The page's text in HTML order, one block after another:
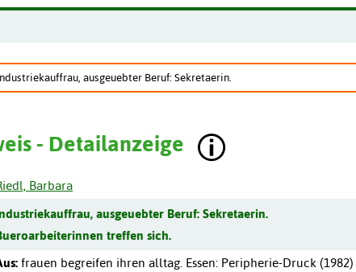
ausgeuebter Beruf: Sekretaerin.
- Detailanzeige
Barbara
ausgeuebter Beruf: Sekretaerin.
treffen sich.
frauen begreifen ihren alltag. Essen: Peripherie-Druck (1982)